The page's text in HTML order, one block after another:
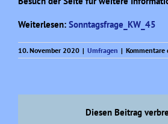
Weiterlesen: Sonntagsfrage_KW_45
10. November 2020 | Umfragen | Kommentare
Diesen Beitrag